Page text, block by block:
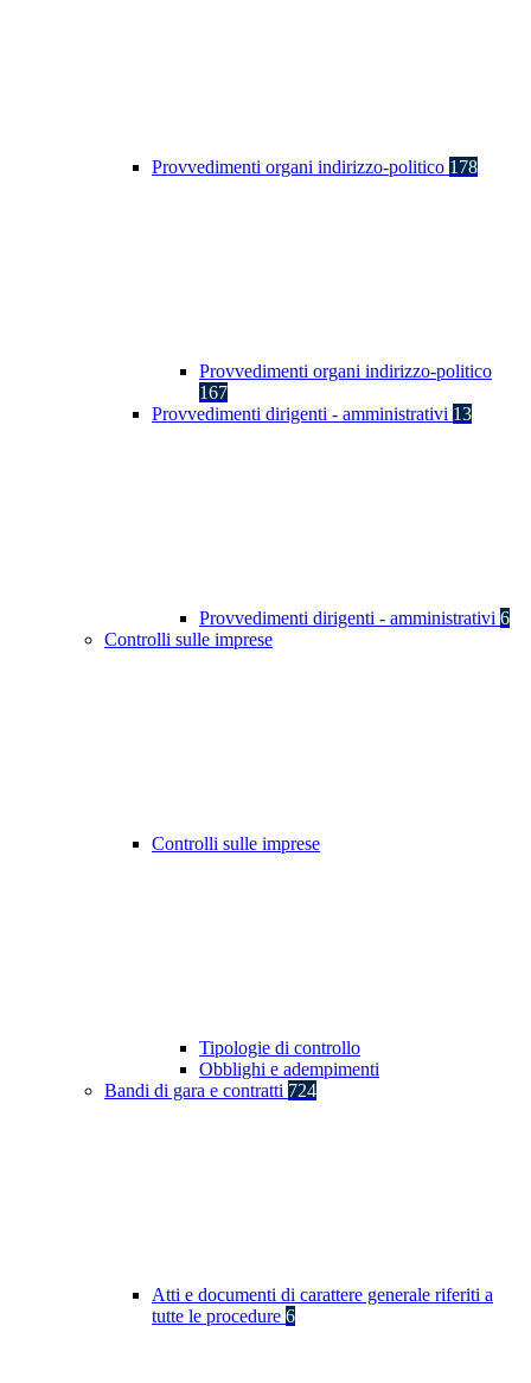
Provvedimenti organi indirizzo-politico 178
Provvedimenti organi indirizzo-politico
167
Provvedimenti dirigenti - amministrativi 13
Provvedimenti dirigenti - amministrativi 6
Controlli sulle imprese
Controlli sulle imprese
Tipologie di controllo
Obblighi e adempimenti
Bandi di gara e contratti 724
Atti e documenti di carattere generale riferiti a
tutte le procedure 6